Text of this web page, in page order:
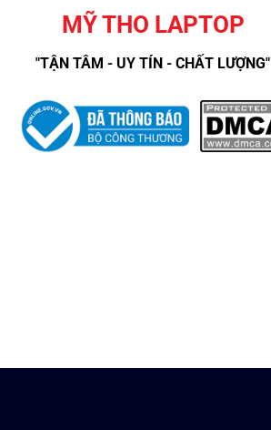
MỸ THO LAPTOP
"TẬN TÂM - UY TÍN - CHẤT LƯỢNG"